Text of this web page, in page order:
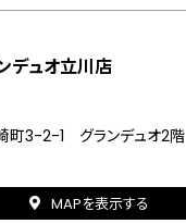
ュオ立川店
町3-2-1 グランデュオ2階
MAPを表示する